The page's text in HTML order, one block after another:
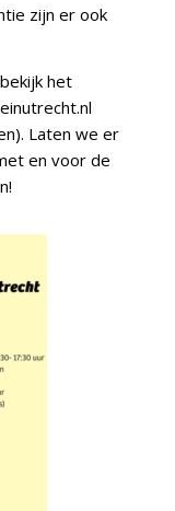
zijn er ook
het
Laten we er
en voor de